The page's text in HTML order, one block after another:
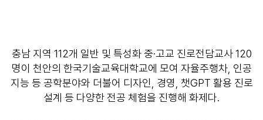
충남 지역 112개 일반 및 특성화 중·고교 진로전담교사 120
명이 천안의 한국기술교육대학교에 모여 자율주행차, 인공
지능 등 공학분야와 더불어 디자인, 경영, 챗GPT 활용 진로
설계 등 다양한 전공 체험을 진행해 화제다.